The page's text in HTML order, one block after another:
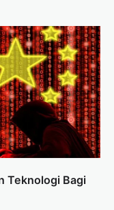
Teknologi Bagi